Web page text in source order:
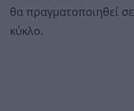
θα πραγματοποιηθεί
κύκλο.